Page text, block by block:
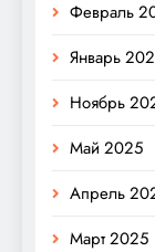
Февраль
Январь
Ноябрь
Май 2025
Апрель
Март 2025